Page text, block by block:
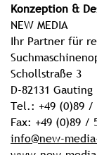
Konzeption &
NEW MEDIA
Ihr Partner für
Schollstraße 3
D-82131 Gauting
Tel.: +49 (0)89 /
Fax: +49 (0)89 /
info@new-